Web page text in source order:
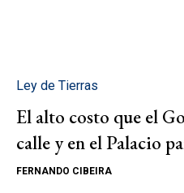
Ley de Tierras
El alto costo que el
calle y en el Palacio
FERNANDO CIBEIRA